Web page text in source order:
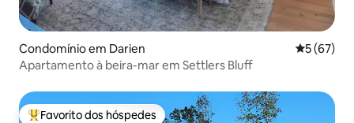
Condomínio em Darien
5 (67)
Apartamento à beira-mar em Settlers Bluff
Favorito dos hóspedes